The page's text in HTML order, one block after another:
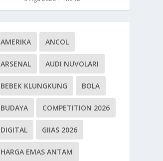
AMERIKA ANCOL
ARSENAL AUDI NUVOLARI
BEBEK KLUNGKUNG BOLA
BUDAYA COMPETITION 2026
DIGITAL GIIAS 2026
HARGA EMAS ANTAM